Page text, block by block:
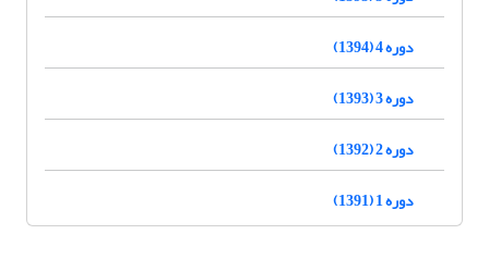
دوره 4 (1394)
دوره 3 (1393)
دوره 2 (1392)
دوره 1 (1391)